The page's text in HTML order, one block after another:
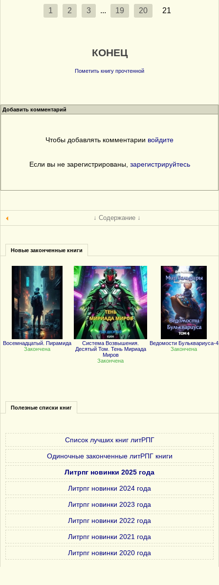
1 2 3 ... 19 20 21
КОНЕЦ
Пометить книгу прочтенной
Добавить комментарий
Чтобы добавлять комментарии войдите
Если вы не зарегистрированы, зарегистрируйтесь
↓ Содержание ↓
Новые законченные книги
Восемнадцатый. Пирамида
Закончена
Система Возвышения.
Десятый Том. Тень Мириада
Миров
Закончена
Ведомости Бульквариуса-4
Закончена
Полезные списки книг
Список лучших книг литРПГ
Одиночные законченные литРПГ книги
Литрпг новинки 2025 года
Литрпг новинки 2024 года
Литрпг новинки 2023 года
Литрпг новинки 2022 года
Литрпг новинки 2021 года
Литрпг новинки 2020 года